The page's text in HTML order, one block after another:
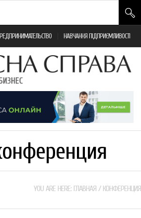
НАВЧАННЯ ПІДПРИЄМЛИВОСТІ
YOU ARE HERE: ГЛАВНАЯ / КОНФЕРЕНЦИЯ